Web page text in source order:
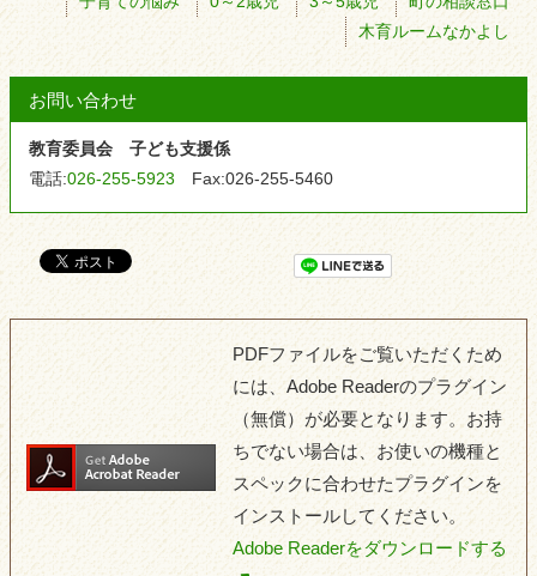
木育ルームなかよし
お問い合わせ
教育委員会 子ども支援係
電話:026-255-5923 Fax:026-255-5460
PDFファイルをご覧いただくため
には、Adobe Readerのプラグイン
（無償）が必要となります。お持
ちでない場合は、お使いの機種と
スペックに合わせたプラグインを
インストールしてください。
Adobe Readerをダウンロードする